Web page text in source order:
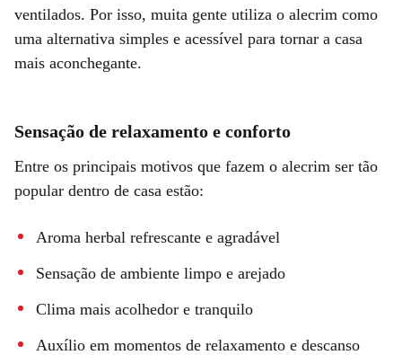
ventilados. Por isso, muita gente utiliza o alecrim como
uma alternativa simples e acessível para tornar a casa
mais aconchegante.
Sensação de relaxamento e conforto
Entre os principais motivos que fazem o alecrim ser tão
popular dentro de casa estão:
Aroma herbal refrescante e agradável
Sensação de ambiente limpo e arejado
Clima mais acolhedor e tranquilo
Auxílio em momentos de relaxamento e descanso